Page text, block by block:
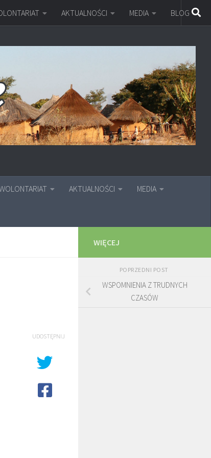
AKTUALNOŚCI MEDIA BLOG
AKTUALNOŚCI MEDIA
UDOSTĘPNIJ
WIĘCEJ
POPRZEDNI POST
WSPOMNIENIA Z TRUDNYCH
CZASÓW